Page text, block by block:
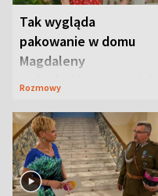
Tak wygląda
pakowanie w domu
Magdaleny
Waligórskiej-Lisieckiej.
Rozmowy